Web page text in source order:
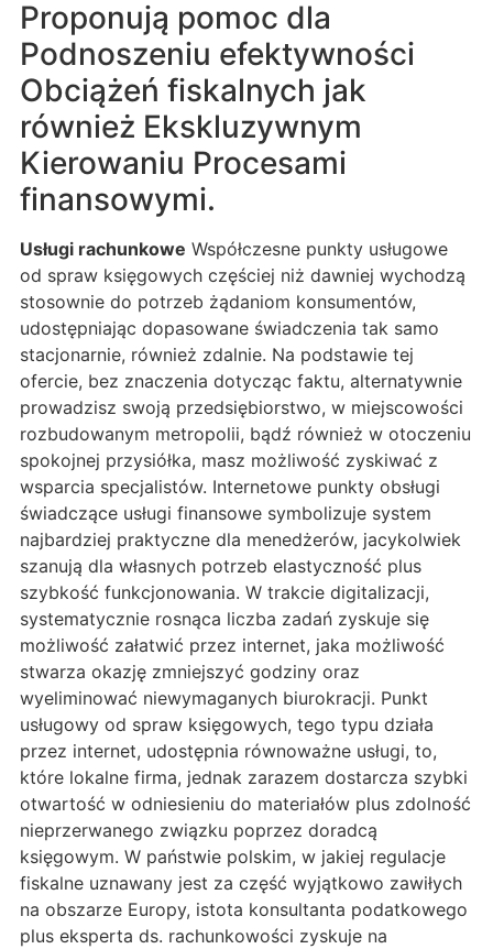
Proponują pomoc dla
Podnoszeniu efektywności
Obciążeń fiskalnych jak
również Ekskluzywnym
Kierowaniu Procesami
finansowymi.
Usługi rachunkowe Współczesne punkty usługowe
od spraw księgowych częściej niż dawniej wychodzą
stosownie do potrzeb żądaniom konsumentów,
udostępniając dopasowane świadczenia tak samo
stacjonarnie, również zdalnie. Na podstawie tej
ofercie, bez znaczenia dotycząc faktu, alternatywnie
prowadzisz swoją przedsiębiorstwo, w miejscowości
rozbudowanym metropolii, bądź również w otoczeniu
spokojnej przysiółka, masz możliwość zyskiwać z
wsparcia specjalistów. Internetowe punkty obsługi
świadczące usługi finansowe symbolizuje system
najbardziej praktyczne dla menedżerów, jacykolwiek
szanują dla własnych potrzeb elastyczność plus
szybkość funkcjonowania. W trakcie digitalizacji,
systematycznie rosnąca liczba zadań zyskuje się
możliwość załatwić przez internet, jaka możliwość
stwarza okazję zmniejszyć godziny oraz
wyeliminować niewymaganych biurokracji. Punkt
usługowy od spraw księgowych, tego typu działa
przez internet, udostępnia równoważne usługi, to,
które lokalne firma, jednak zarazem dostarcza szybki
otwartość w odniesieniu do materiałów plus zdolność
nieprzerwanego związku poprzez doradcą
księgowym. W państwie polskim, w jakiej regulacje
fiskalne uznawany jest za część wyjątkowo zawiłych
na obszarze Europy, istota konsultanta podatkowego
plus eksperta ds. rachunkowości zyskuje na